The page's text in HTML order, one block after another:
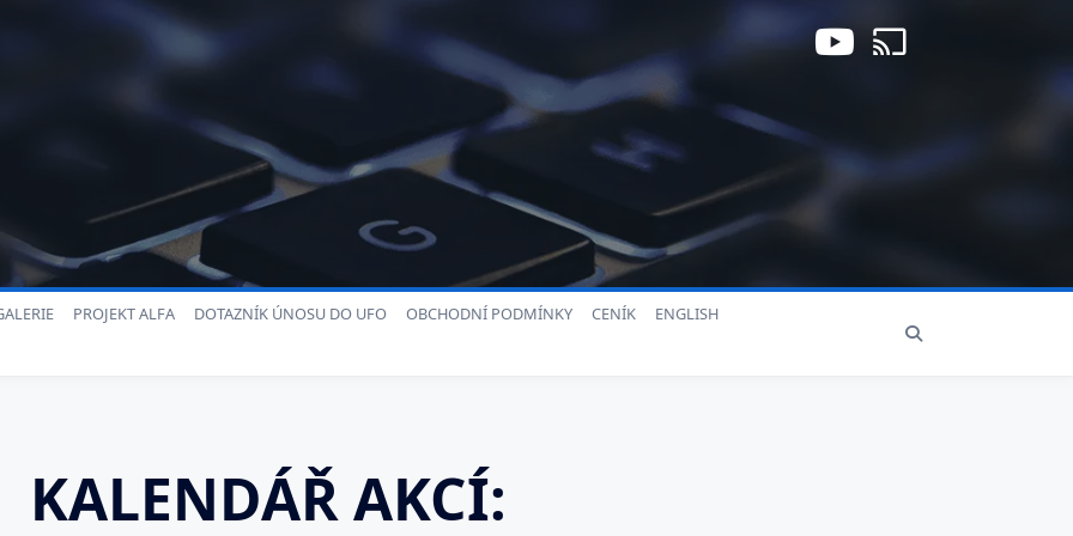
PROJEKT ALFA DOTAZNÍK ÚNOSU DO UFO OBCHODNÍ PODMÍNKY CENÍK
ENGLISH
KALENDÁŘ AKCÍ: